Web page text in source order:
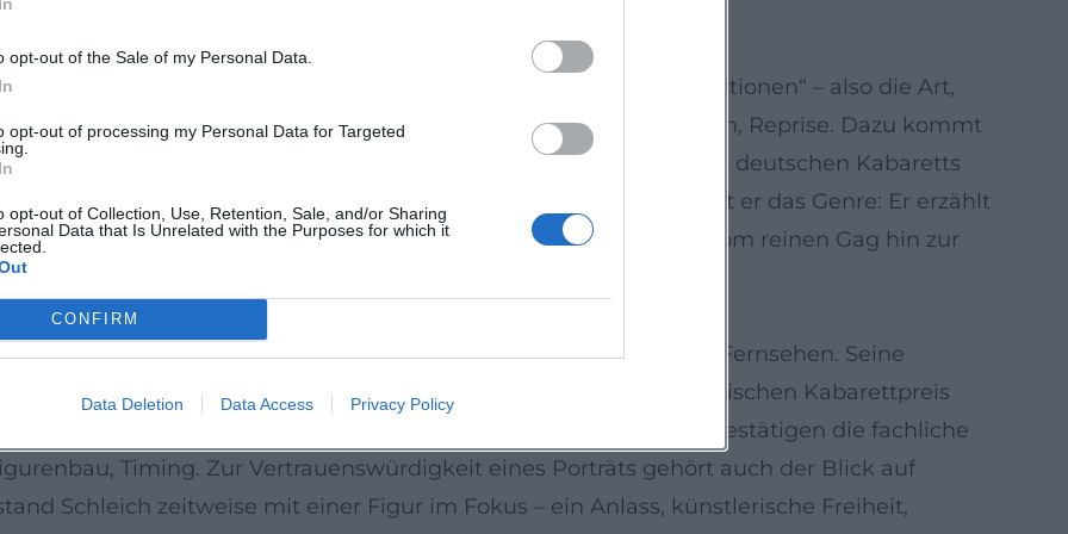
opt-out of the Sale of my Personal Data.
opt-out of processing my Personal Data for Targeted
opt-out of Collection, Use, Retention, Sale, and/or Sharing
Data that Is Unrelated with the Purposes for which it
CONFIRM
Data Deletion Data Access Privacy Policy
wirken wie Soli über einem Grundgroove.
Sprache als Partitur
Kabarett, Parodie und szenischer Lesung. Seine „Kompositionen“ – also die Art,
– erinnern an musikalische Formen: Themenexposition, Variation, Reprise. Dazu kommt
setzt er wie Synkopen, Pausen wie Fermaten. In die Tradition des deutschen Kabaretts
von pointierter Gesellschaftsanalyse lebt. Gleichzeitig modernisiert er das Genre: Er erzählt
„Klangbilder“. Das ergibt eine künstlerische Entwicklung, die vom reinen Gag hin zur
Bühnenarbeit und wiederkehrender Präsenz in Radio und Fernsehen. Seine
– unter anderem mit dem Deutschen Kleinkunstpreis, dem Bayerischen Kabarettpreis
Kabarettpreis der Landeshauptstadt München. Diese Ehrungen bestätigen die fachliche
Timing. Zur Vertrauenswürdigkeit eines Porträts gehört auch der Blick auf
Schleich zeitweise mit einer Figur im Fokus – ein Anlass, künstlerische Freiheit,